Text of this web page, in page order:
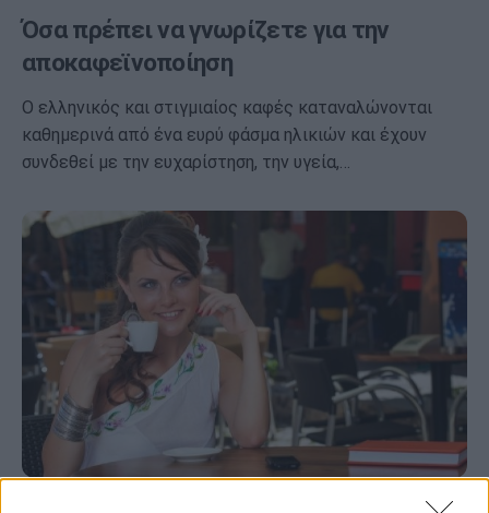
Όσα πρέπει να γνωρίζετε για την
αποκαφεϊνοποίηση
Ο ελληνικός και στιγμιαίος καφές καταναλώνονται
καθημερινά από ένα ευρύ φάσμα ηλικιών και έχουν
συνδεθεί με την ευχαρίστηση, την υγεία,…